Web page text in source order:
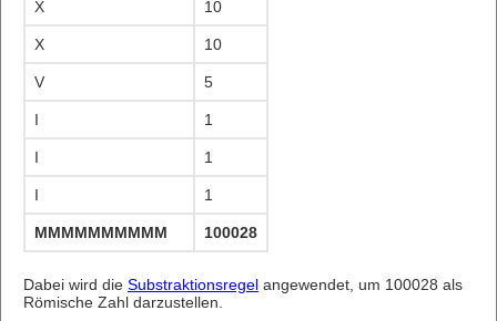
X 10
X 10
V 5
I 1
I 1
I 1
100028
Dabei wird die Substraktionsregel angewendet, um 100028 als
Römische Zahl darzustellen.